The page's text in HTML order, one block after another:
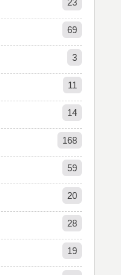
23
69
3
11
14
168
59
20
28
19